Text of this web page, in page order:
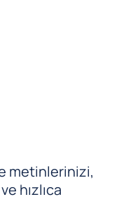
metinlerinizi,
hızlıca